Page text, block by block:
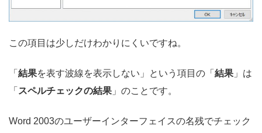
この項目は少しだけわかりにくいですね。
「 結果を表す波線を表示しない」という項目の「 結果 」は
「 スペルチェックの結果 」のことです。
Word 2003のユーザーインターフェイスの名残でチェック